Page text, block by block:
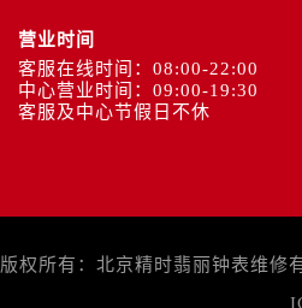
营业时间
客服在线时间：08:00-22:00
中心营业时间：09:00-19:30
客服及中心节假日不休
版权所有：北京精时翡丽钟表维修